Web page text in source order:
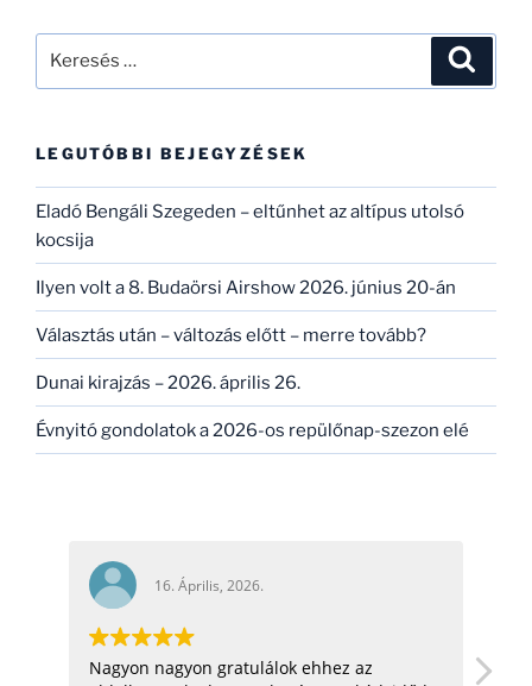
LEGUTÓBBI BEJEGYZÉSEK
Eladó Bengáli Szegeden – eltűnhet az altípus utolsó
kocsija
Ilyen volt a 8. Budaörsi Airshow 2026. június 20-án
Választás után – változás előtt – merre tovább?
Dunai kirajzás – 2026. április 26.
Évnyitó gondolatok a 2026-os repülőnap-szezon elé
16. Április, 2026.
Nagyon nagyon gratulálok ehhez az